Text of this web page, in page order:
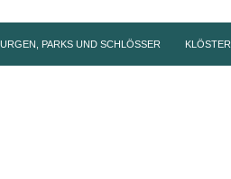
PARKS UND SCHLÖSSER KLÖSTER